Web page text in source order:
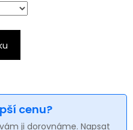
cenu?
ji dorovnáme. Napsat